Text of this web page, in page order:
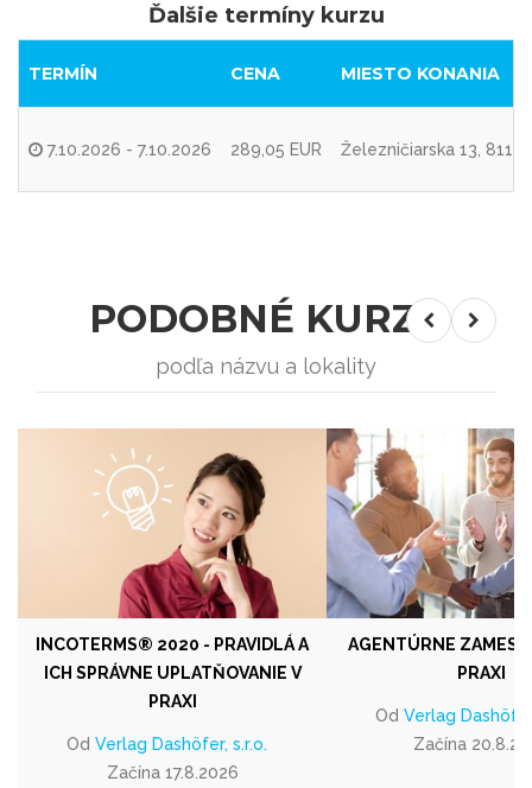
Ďalšie termíny kurzu
TERMÍN CENA MIESTO KONANIA
7.10.2026 - 7.10.2026 289,05 EUR Železničiarska 13,
PODOBNÉ KURZY
podľa názvu a lokality
INCOTERMS® 2020 - PRAVIDLÁ A
ICH SPRÁVNE UPLATŇOVANIE V
PRAXI
Od Verlag Dashöfer, s.r.o.
Začína 17.8.2026
AGENTÚRNE
PRAXI
Od Verlag
Začína